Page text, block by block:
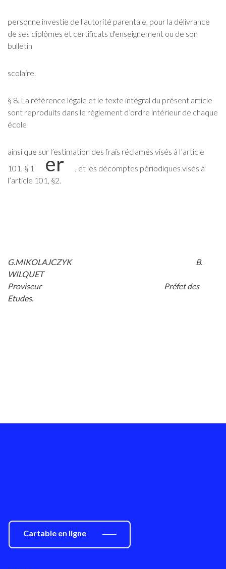
personne investie de l'autorité parentale, pour la délivrance
de ses diplômes et certificats d'enseignement ou de son
bulletin
scolaire.
§ 8. La référence légale et le texte intégral du présent article
sont reproduits dans le règlement d’ordre intérieur de chaque
école
ainsi que sur l’estimation des frais réclamés visés à l’article
101, § 1
er
, et les décomptes périodiques visés à
l’article 101, §2.
G.MIKOLAJCZYK B.
WILQUET
Proviseur Préfet des
Etudes.
Cartable en ligne